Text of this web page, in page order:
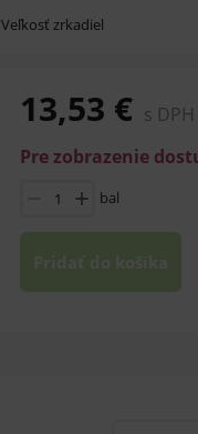
Veľkosť zrkadiel
13,53 € s DPH
Pre zobrazenie
bal
Pridať do košíka